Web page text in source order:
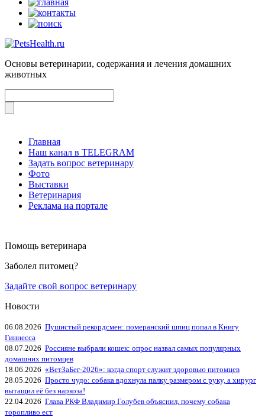
Основы ветеринарии, содержания и лечения домашних
животных
Главная
Наш канал в TELEGRAM
Задать вопрос ветеринару
Фото
Выставки
Ветеринария
Реклама на портале
Помощь ветеринара
Заболел питомец?
Задайте свой вопрос ветеринару
Новости
06.08.2026 Пушистый рекордсмен: померанский шпиц попал в Книгу
Гиннесса
08.07.2026 Россияне выбрали кошек: опрос назвал самых популярных
домашних питомцев
18.06.2026 «ВетЗаБег‑2026»: когда спорт служит здоровью питомцев
28.05.2026 Просто чудо: собака вдохнула палку размером с руку, а хирург
вытащил её без наркоза!
22.04.2026 Глава РКФ Владимир Голубев объяснил, почему собака
торопливо ест